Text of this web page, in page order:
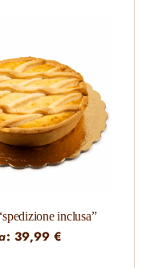
inclusa”
:39,99€